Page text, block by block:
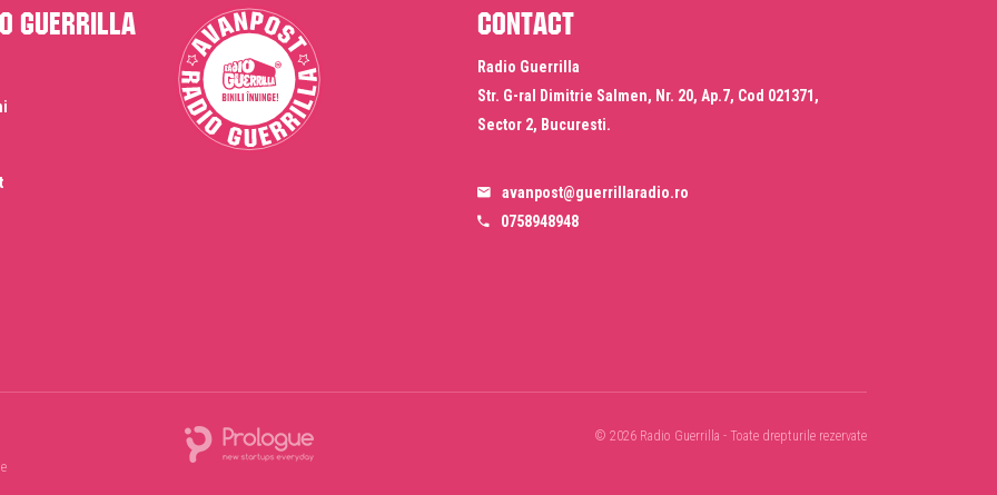
Guerrilla Contact
Radio Guerrilla
Str. G-ral Dimitrie Salmen, Nr. 20, Ap.7, Cod 021371,
Sector 2, Bucuresti.
avanpost@guerrillaradio.ro
0758948948
© 2026 Radio Guerrilla - Toate drepturile rezervate